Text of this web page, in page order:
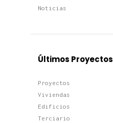
Noticias
Últimos Proyectos
Proyectos
Viviendas
Edificios
Terciario